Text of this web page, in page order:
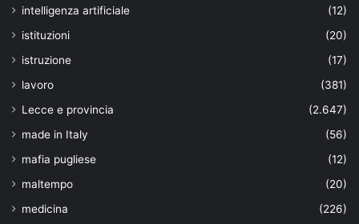
intelligenza artificiale
(12)
istituzioni
(20)
istruzione
(17)
lavoro
(381)
Lecce e provincia
(2.647)
made in Italy
(56)
mafia pugliese
(12)
maltempo
(20)
medicina
(226)